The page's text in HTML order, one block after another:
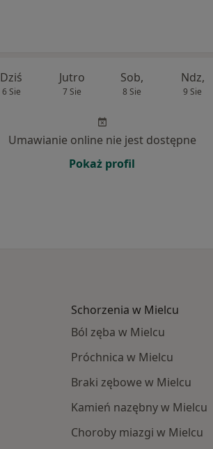
Dziś
6 Sie
Jutro
7 Sie
Sob,
8 Sie
Ndz,
9 Sie
Umawianie online nie jest dostępne
Pokaż profil
Schorzenia w Mielcu
Ból zęba w Mielcu
Próchnica w Mielcu
Braki zębowe w Mielcu
Kamień nazębny w Mielcu
Choroby miazgi w Mielcu